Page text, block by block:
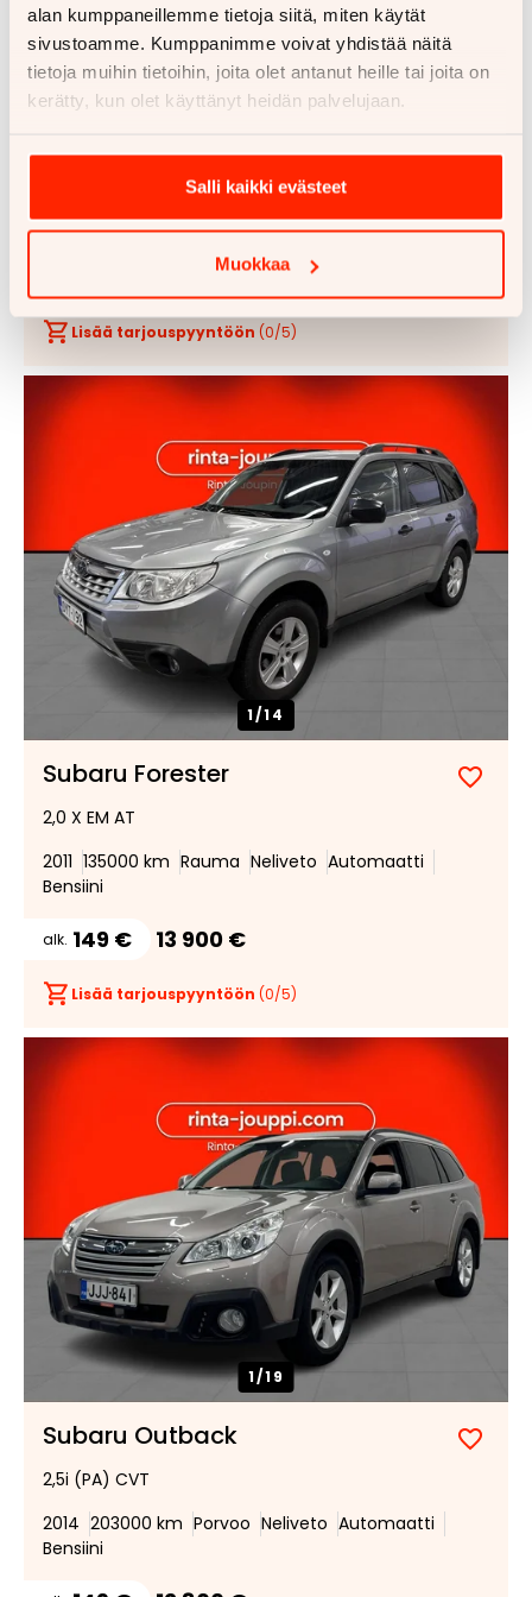
alan kumppaneillemme tietoja siitä, miten käytät
sivustoamme. Kumppanimme voivat yhdistää näitä
tietoja muihin tietoihin, joita olet antanut heille tai joita on
kerätty, kun olet käyttänyt heidän palvelujaan.
Salli kaikki evästeet
Muokkaa
1/35
Subaru Outback
2,0 TD Base CVT
Kouvola Neliveto Automaatti
Diesel
13 790 €
Lisää tarjouspyyntöön (0/5)
1/14
Subaru Forester
Lisää
2,0 X EM AT
2011 135000 km Rauma Neliveto Automaatti
Bensiini
alk. 149 € 13 900 €
Lisää tarjouspyyntöön (0/5)
1/19
Subaru Outback
Lisää
2,5i (PA) CVT
2014 203000 km Porvoo Neliveto Automaatti
Bensiini